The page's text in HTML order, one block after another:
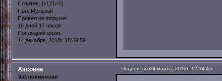
Позитив: [+121/-0]
Пол: Мужской
Провел на форуме:
16 дней 17 часов
Последний визит:
14 декабря, 2018г. 15:59:59
Поделиться24 марта, 2012г. 12:14:45
Аэсонна
Заблокирован